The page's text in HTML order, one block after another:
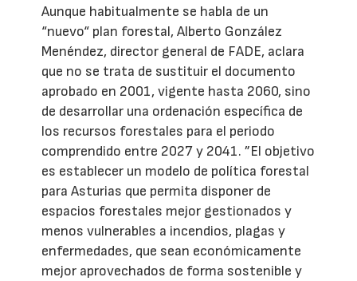
Aunque habitualmente se habla de un
“nuevo“ plan forestal, Alberto González
Menéndez, director general de FADE, aclara
que no se trata de sustituir el documento
aprobado en 2001, vigente hasta 2060, sino
de desarrollar una ordenación específica de
los recursos forestales para el periodo
comprendido entre 2027 y 2041. ”El objetivo
es establecer un modelo de política forestal
para Asturias que permita disponer de
espacios forestales mejor gestionados y
menos vulnerables a incendios, plagas y
enfermedades, que sean económicamente
mejor aprovechados de forma sostenible y